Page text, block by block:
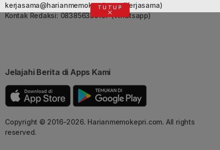
kerjasama@harianmemokepri.com(Kerjasama)
Kontak Redaksi: 083856335187 (Whatsapp)
Jelajahi Berita di Apps Kami
Copyright © 2016-2026. Harianmemokepri.com. All rights
reserved.
TUTUP